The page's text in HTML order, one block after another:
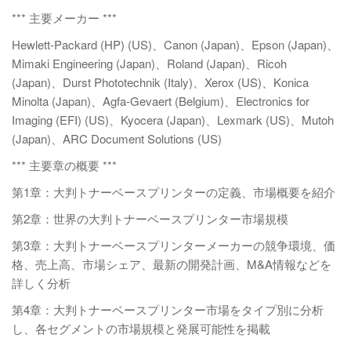
*** 主要メーカー ***
Hewlett-Packard (HP) (US)、Canon (Japan)、Epson (Japan)、
Mimaki Engineering (Japan)、Roland (Japan)、Ricoh
(Japan)、Durst Phototechnik (Italy)、Xerox (US)、Konica
Minolta (Japan)、Agfa-Gevaert (Belgium)、Electronics for
Imaging (EFI) (US)、Kyocera (Japan)、Lexmark (US)、Mutoh
(Japan)、ARC Document Solutions (US)
*** 主要章の概要 ***
第1章：大判トナーベースプリンターの定義、市場概要を紹介
第2章：世界の大判トナーベースプリンター市場規模
第3章：大判トナーベースプリンターメーカーの競争環境、価
格、売上高、市場シェア、最新の開発計画、M&A情報などを
詳しく分析
第4章：大判トナーベースプリンター市場をタイプ別に分析
し、各セグメントの市場規模と発展可能性を掲載